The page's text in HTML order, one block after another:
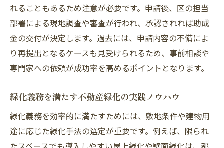
れることもあるため注意が必要です。申請後、区の担当
部署による現地調査や審査が行われ、承認されれば助成
金の交付が決定します。過去には、申請内容の不備によ
り再提出となるケースも見受けられるため、事前相談や
専門家への依頼が成功率を高めるポイントとなります。
緑化義務を満たす不動産緑化の実践ノウハウ
緑化義務を効率的に満たすためには、敷地条件や建物用
途に応じた緑化手法の選定が重要です。例えば、限られ